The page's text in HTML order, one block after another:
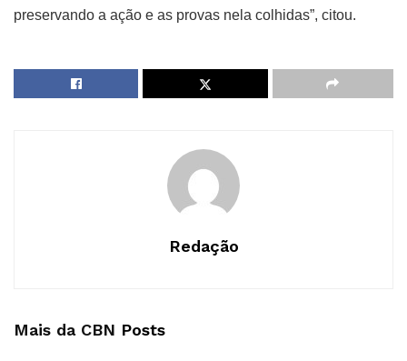
preservando a ação e as provas nela colhidas”, citou.
Redação
Mais da CBN Posts